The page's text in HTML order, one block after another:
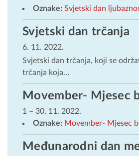
Oznake: Svjetski dan
Svjetski dan trčanja
6. 11. 2022.
Svjetski dan trčanja, koji se
trčanja koja…
Movember- Mjesec
1 – 30. 11. 2022.
Oznake: Movember- Mjesec
Međunarodni dan